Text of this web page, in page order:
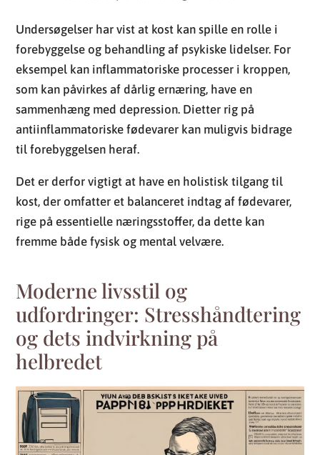
Undersøgelser har vist at kost kan spille en rolle i
forebyggelse og behandling af psykiske lidelser. For
eksempel kan inflammatoriske processer i kroppen,
som kan påvirkes af dårlig ernæring, have en
sammenhæng med depression. Dietter rig på
antiinflammatoriske fødevarer kan muligvis bidrage
til forebyggelsen heraf.
Det er derfor vigtigt at have en holistisk tilgang til
kost, der omfatter et balanceret indtag af fødevarer,
rige på essentielle næringsstoffer, da dette kan
fremme både fysisk og mental velvære.
Moderne livsstil og
udfordringer: Stresshåndtering
og dets indvirkning på
helbredet